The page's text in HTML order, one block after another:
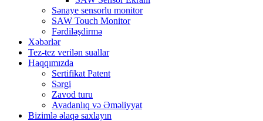
Sənaye sensorlu monitor
SAW Touch Monitor
Fərdiləşdirmə
Xəbərlər
Tez-tez verilən suallar
Haqqımızda
Sertifikat Patent
Sərgi
Zavod turu
Avadanlıq və Əməliyyat
Bizimlə əlaqə saxlayın